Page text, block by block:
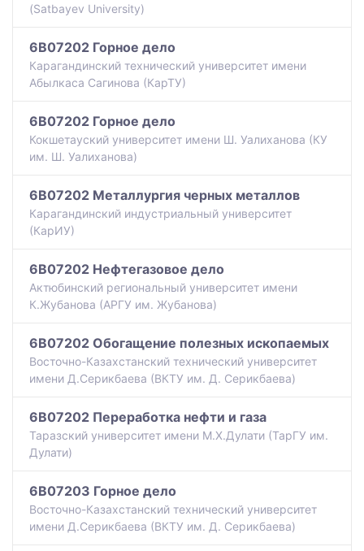
(Satbayev University)
6B07202 Горное дело
Карагандинский технический университет имени
Абылкаса Сагинова (КарТУ)
6B07202 Горное дело
Кокшетауский университет имени Ш. Уалиханова (КУ
им. Ш. Уалиханова)
6B07202 Металлургия черных металлов
Карагандинский индустриальный университет
(КарИУ)
6B07202 Нефтегазовое дело
Актюбинский региональный университет имени
К.Жубанова (АРГУ им. Жубанова)
6B07202 Обогащение полезных ископаемых
Восточно-Казахстанский технический университет
имени Д.Серикбаева (ВКТУ им. Д. Серикбаева)
6B07202 Переработка нефти и газа
Таразский университет имени М.Х.Дулати (ТарГУ им.
Дулати)
6B07203 Горное дело
Восточно-Казахстанский технический университет
имени Д.Серикбаева (ВКТУ им. Д. Серикбаева)